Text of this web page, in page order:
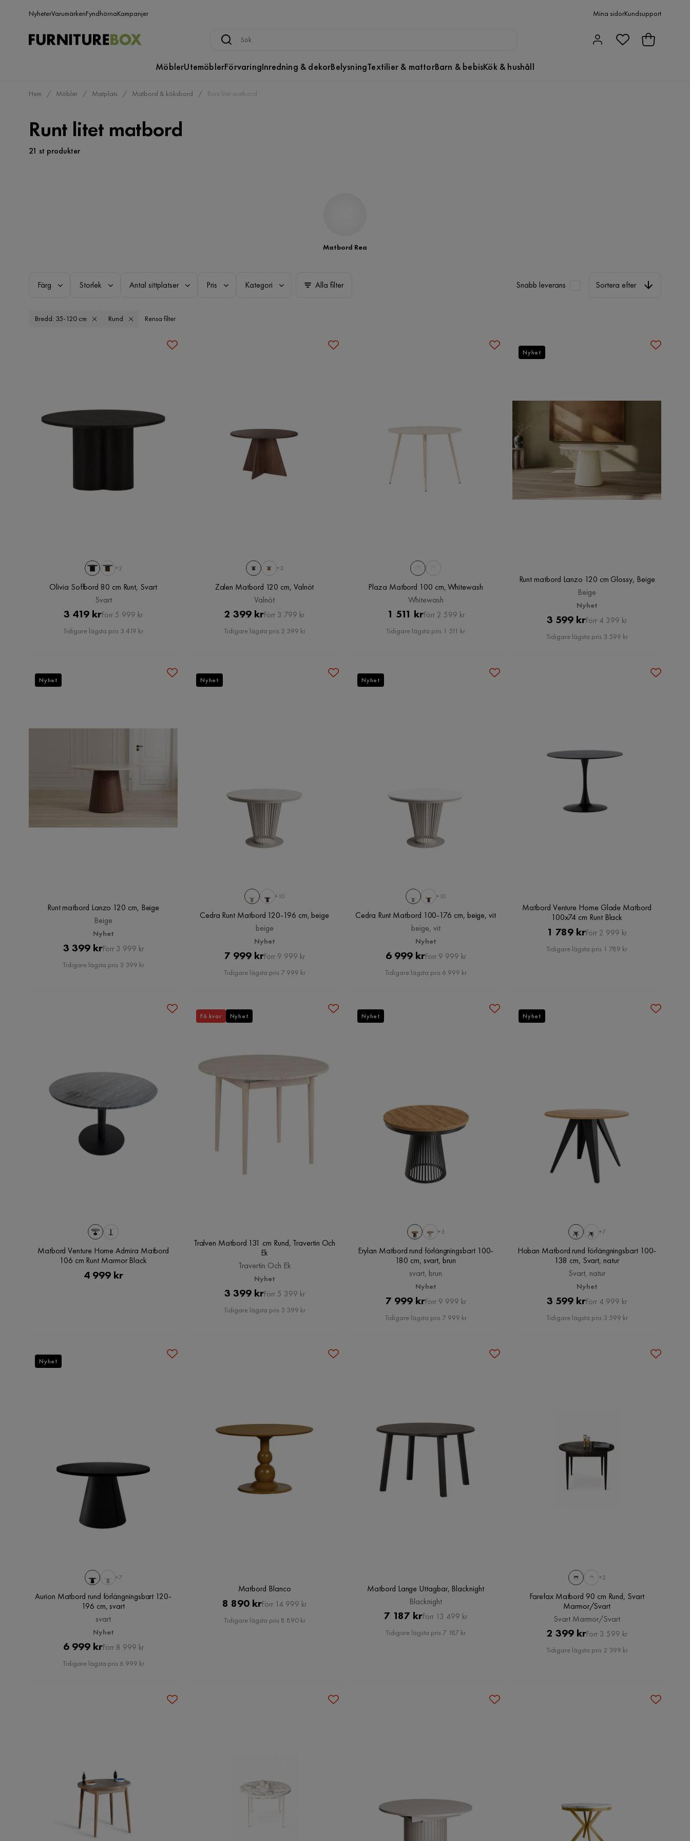
NyheterVarumärkenFyndhörnaKampanjer Mina sidorKundsupport
MöblerUtemöblerFörvaringInredning & dekorBelysningTextilier & mattorBarn & bebisKök & hushåll
Hem Möbler Matplats Matbord & köksbord Runt litet matbord
Runt litet matbord
21 st produkter
Matbord Rea
Färg Storlek Antal sittplatser Pris Kategori Alla filter Snabb leverans Sortera efter
Bredd: 35-120 cm Rund Rensa filter
+2
Olivia Soffbord 80 cm Runt, Svart
Svart
Pris
3 419 krOriginal
Pris
Förr 5 999 kr
Tidigare lägsta pris 3 419 kr
+3
Zalen Matbord 120 cm, Valnöt
Valnöt
Pris
2 399 krOriginal
Pris
Förr 3 799 kr
Tidigare lägsta pris 2 399 kr
Plaza Matbord 100 cm, Whitewash
Whitewash
Pris
1 511 krOriginal
Pris
Förr 2 599 kr
Tidigare lägsta pris 1 511 kr
Runt matbord Lanzo 120 cm Glossy, Beige
Beige
Nyhet
Pris
3 599 krOriginal
Pris
Förr 4 399 kr
Tidigare lägsta pris 3 599 kr
Nyhet
Runt matbord Lanzo 120 cm, Beige
Beige
Nyhet
Pris
3 399 krOriginal
Pris
Förr 3 999 kr
Tidigare lägsta pris 3 399 kr
Nyhet
+10
Cedra Runt Matbord 120-196 cm, beige
beige
Nyhet
Pris
7 999 krOriginal
Pris
Förr 9 999 kr
Tidigare lägsta pris 7 999 kr
Nyhet
+10
Cedra Runt Matbord 100-176 cm, beige, vit
beige, vit
Nyhet
Pris
6 999 krOriginal
Pris
Förr 9 999 kr
Tidigare lägsta pris 6 999 kr
Nyhet
Matbord Venture Home Glade Matbord
100x74 cm Runt Black
Pris
1 789 krOriginal
Pris
Förr 2 999 kr
Tidigare lägsta pris 1 789 kr
Matbord Venture Home Admira Matbord
106 cm Runt Marmor Black
Pris
4 999 kr
Tralven Matbord 131 cm Rund, Travertin Och
Ek
Travertin Och Ek
Nyhet
Pris
3 399 krOriginal
Pris
Förr 5 399 kr
Tidigare lägsta pris 3 399 kr
Få kvar Nyhet
+3
Erylan Matbord rund förlängningsbart 100-
180 cm, svart, brun
svart, brun
Nyhet
Pris
7 999 krOriginal
Pris
Förr 9 999 kr
Tidigare lägsta pris 7 999 kr
Nyhet
+7
Hoban Matbord rund förlängningsbart 100-
138 cm, Svart, natur
Svart, natur
Nyhet
Pris
3 599 krOriginal
Pris
Förr 4 999 kr
Tidigare lägsta pris 3 599 kr
Nyhet
+7
Aurion Matbord rund förlängningsbart 120-
196 cm, svart
svart
Nyhet
Pris
6 999 krOriginal
Pris
Förr 8 999 kr
Tidigare lägsta pris 6 999 kr
Nyhet
Matbord Blanco
Pris
8 890 krOriginal
Pris
Förr 14 999 kr
Tidigare lägsta pris 8 890 kr
Matbord Lange Uttagbar, Blacknight
Blacknight
Pris
7 187 krOriginal
Pris
Förr 13 499 kr
Tidigare lägsta pris 7 187 kr
+2
Farefax Matbord 90 cm Rund, Svart
Marmor/Svart
Svart Marmor/Svart
Pris
2 399 krOriginal
Pris
Förr 3 599 kr
Tidigare lägsta pris 2 399 kr